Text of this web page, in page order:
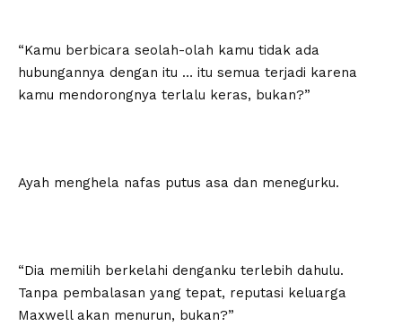
“Kamu berbicara seolah-olah kamu tidak ada
hubungannya dengan itu … itu semua terjadi karena
kamu mendorongnya terlalu keras, bukan?”
Ayah menghela nafas putus asa dan menegurku.
“Dia memilih berkelahi denganku terlebih dahulu.
Tanpa pembalasan yang tepat, reputasi keluarga
Maxwell akan menurun, bukan?”